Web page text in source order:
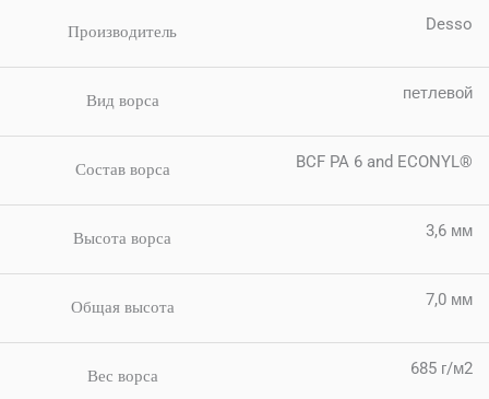
Производитель Desso
Вид ворса петлевой
Состав ворса BCF PA 6 and ECONYL®
Высота ворса 3,6 мм
Общая высота 7,0 мм
Вес ворса 685 г/м2